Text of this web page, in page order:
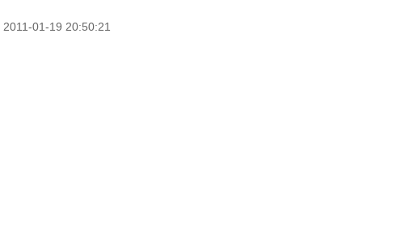
2011-01-19 20:50:21